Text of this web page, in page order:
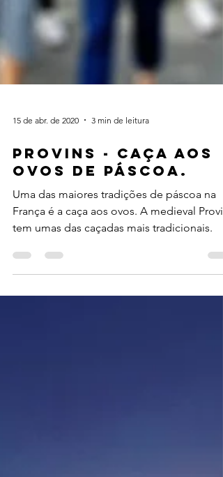
15 de abr. de 2020 3 min de leitura
PROVINS - CAÇA AOS
tem umas das caçadas mais tradicionais.